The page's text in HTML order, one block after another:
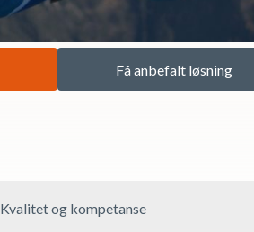
Få anbefalt løsning
Kvalitet og kompetanse